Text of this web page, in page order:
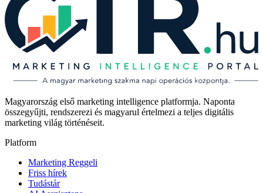
Magyarország első marketing intelligence platformja. Naponta
összegyűjti, rendszerezi és magyarul értelmezi a teljes digitális
marketing világ történéseit.
Platform
Marketing Reggeli
Friss hírek
Tudástár